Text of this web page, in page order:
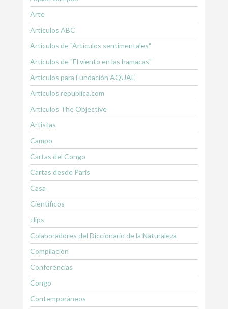
Arte
Artículos ABC
Artículos de "Artículos sentimentales"
Artículos de "El viento en las hamacas"
Artículos para Fundación AQUAE
Artículos republica.com
Artículos The Objective
Artistas
Campo
Cartas del Congo
Cartas desde Paris
Casa
Científicos
clips
Colaboradores del Diccionario de la Naturaleza
Compilación
Conferencias
Congo
Contemporáneos